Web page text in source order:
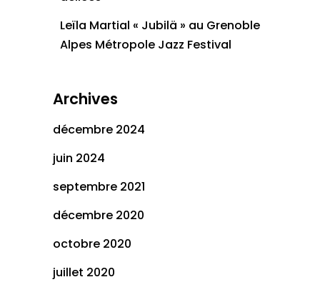
Leïla Martial « Jubilä » au Grenoble
Alpes Métropole Jazz Festival
Archives
décembre 2024
juin 2024
septembre 2021
décembre 2020
octobre 2020
juillet 2020